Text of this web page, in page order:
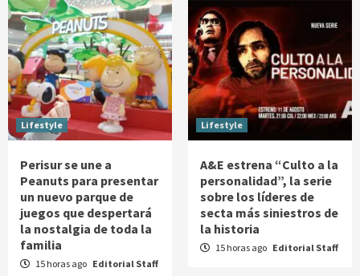
Lifestyle
Perisur se une a
Peanuts para presentar
un nuevo parque de
juegos que despertará
la nostalgia de toda la
familia
15 horas ago Editorial Staff
Lifestyle
A&E estrena “Culto a la
personalidad”, la serie
sobre los líderes de
secta más siniestros de
la historia
15 horas ago Editorial Staff